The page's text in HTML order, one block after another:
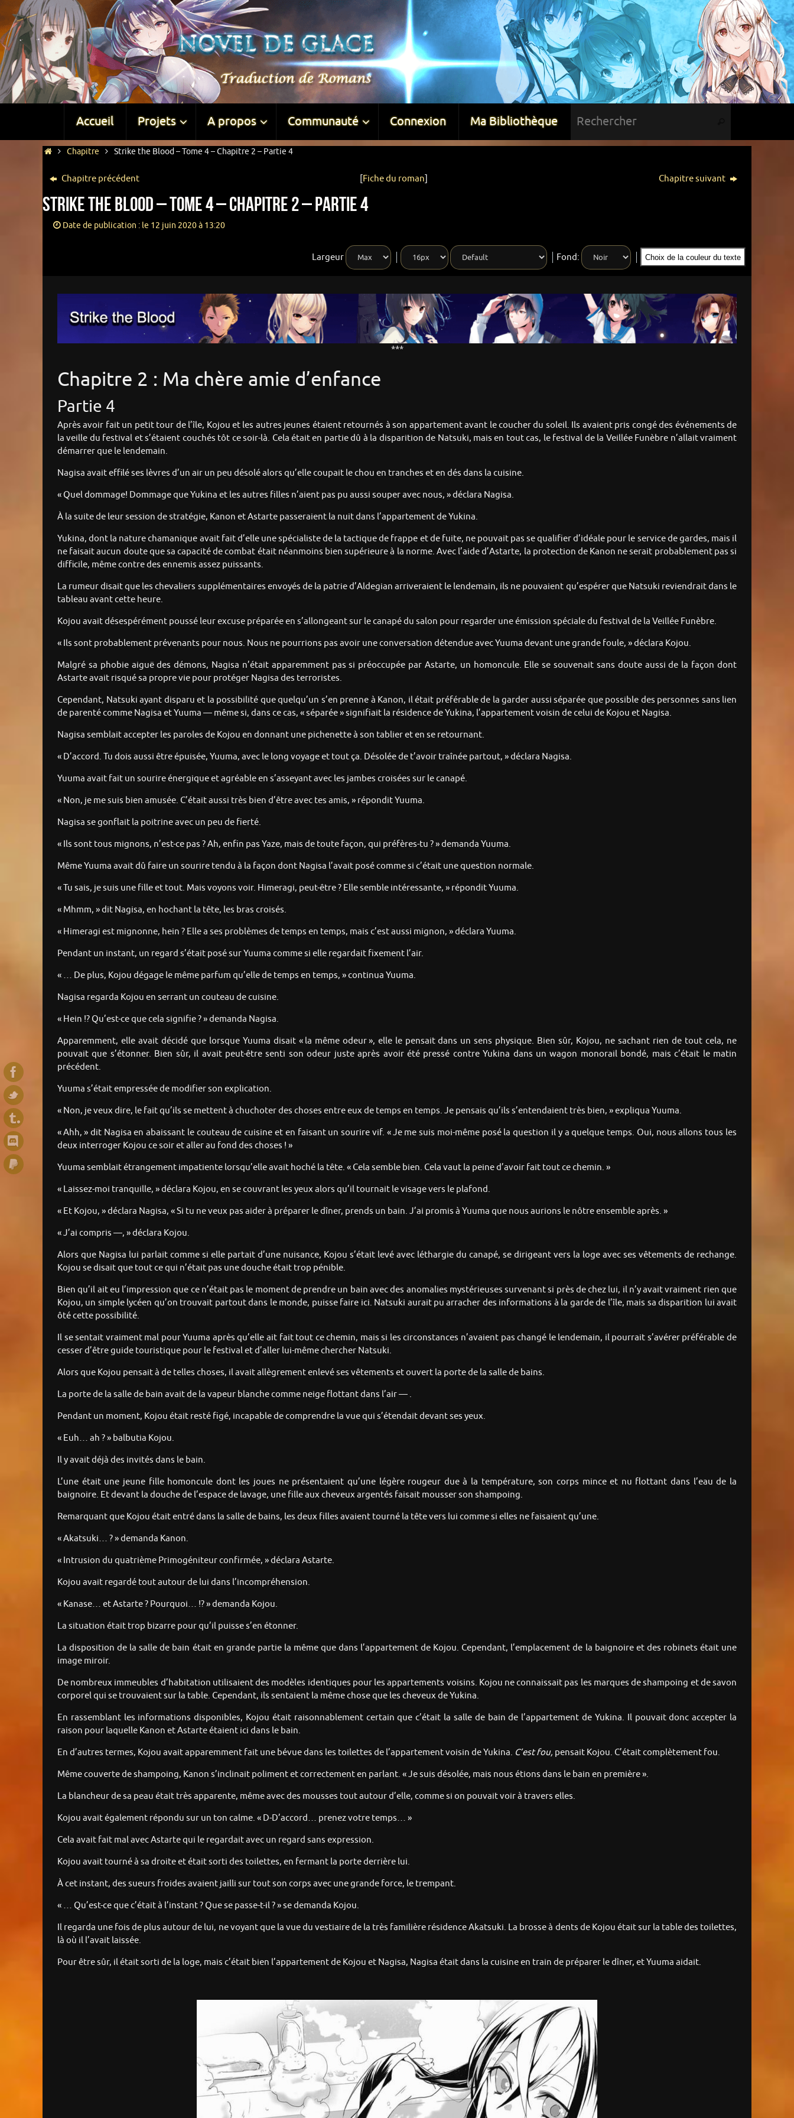
Accueil Projets A propos Communauté Connexion Ma Bibliothèque
Chapitre Strike the Blood – Tome 4 – Chapitre 2 – Partie 4
Chapitre précédent [Fiche du roman] Chapitre suivant
Strike the Blood – Tome 4 – Chapitre 2 – Partie 4
Date de publication : le 12 juin 2020 à 13:20
Largeur Fond: Choix de la couleur du texte
***
Chapitre 2 : Ma chère amie d’enfance
Partie 4
Après avoir fait un petit tour de l’île, Kojou et les autres jeunes étaient retournés à son appartement avant le coucher du soleil. Ils avaient pris congé des événements de
la veille du festival et s’étaient couchés tôt ce soir-là. Cela était en partie dû à la disparition de Natsuki, mais en tout cas, le festival de la Veillée Funèbre n’allait vraiment
démarrer que le lendemain.
Nagisa avait effilé ses lèvres d’un air un peu désolé alors qu’elle coupait le chou en tranches et en dés dans la cuisine.
« Quel dommage! Dommage que Yukina et les autres filles n’aient pas pu aussi souper avec nous, » déclara Nagisa.
À la suite de leur session de stratégie, Kanon et Astarte passeraient la nuit dans l’appartement de Yukina.
Yukina, dont la nature chamanique avait fait d’elle une spécialiste de la tactique de frappe et de fuite, ne pouvait pas se qualifier d’idéale pour le service de gardes, mais il
ne faisait aucun doute que sa capacité de combat était néanmoins bien supérieure à la norme. Avec l’aide d’Astarte, la protection de Kanon ne serait probablement pas si
difficile, même contre des ennemis assez puissants.
La rumeur disait que les chevaliers supplémentaires envoyés de la patrie d’Aldegian arriveraient le lendemain, ils ne pouvaient qu’espérer que Natsuki reviendrait dans le
tableau avant cette heure.
Kojou avait désespérément poussé leur excuse préparée en s’allongeant sur le canapé du salon pour regarder une émission spéciale du festival de la Veillée Funèbre.
« Ils sont probablement prévenants pour nous. Nous ne pourrions pas avoir une conversation détendue avec Yuuma devant une grande foule, » déclara Kojou.
Malgré sa phobie aiguë des démons, Nagisa n’était apparemment pas si préoccupée par Astarte, un homoncule. Elle se souvenait sans doute aussi de la façon dont
Astarte avait risqué sa propre vie pour protéger Nagisa des terroristes.
Cependant, Natsuki ayant disparu et la possibilité que quelqu’un s’en prenne à Kanon, il était préférable de la garder aussi séparée que possible des personnes sans lien
de parenté comme Nagisa et Yuuma — même si, dans ce cas, « séparée » signifiait la résidence de Yukina, l’appartement voisin de celui de Kojou et Nagisa.
Nagisa semblait accepter les paroles de Kojou en donnant une pichenette à son tablier et en se retournant.
« D’accord. Tu dois aussi être épuisée, Yuuma, avec le long voyage et tout ça. Désolée de t’avoir traînée partout, » déclara Nagisa.
Yuuma avait fait un sourire énergique et agréable en s’asseyant avec les jambes croisées sur le canapé.
« Non, je me suis bien amusée. C’était aussi très bien d’être avec tes amis, » répondit Yuuma.
Nagisa se gonflait la poitrine avec un peu de fierté.
« Ils sont tous mignons, n’est-ce pas ? Ah, enfin pas Yaze, mais de toute façon, qui préfères-tu ? » demanda Yuuma.
Même Yuuma avait dû faire un sourire tendu à la façon dont Nagisa l’avait posé comme si c’était une question normale.
« Tu sais, je suis une fille et tout. Mais voyons voir. Himeragi, peut-être ? Elle semble intéressante, » répondit Yuuma.
« Mhmm, » dit Nagisa, en hochant la tête, les bras croisés.
« Himeragi est mignonne, hein ? Elle a ses problèmes de temps en temps, mais c’est aussi mignon, » déclara Yuuma.
Pendant un instant, un regard s’était posé sur Yuuma comme si elle regardait fixement l’air.
« … De plus, Kojou dégage le même parfum qu’elle de temps en temps, » continua Yuuma.
Nagisa regarda Kojou en serrant un couteau de cuisine.
« Hein !? Qu’est-ce que cela signifie ? » demanda Nagisa.
Apparemment, elle avait décidé que lorsque Yuuma disait « la même odeur », elle le pensait dans un sens physique. Bien sûr, Kojou, ne sachant rien de tout cela, ne
pouvait que s’étonner. Bien sûr, il avait peut-être senti son odeur juste après avoir été pressé contre Yukina dans un wagon monorail bondé, mais c’était le matin
précédent.
Yuuma s’était empressée de modifier son explication.
« Non, je veux dire, le fait qu’ils se mettent à chuchoter des choses entre eux de temps en temps. Je pensais qu’ils s’entendaient très bien, » expliqua Yuuma.
« Ahh, » dit Nagisa en abaissant le couteau de cuisine et en faisant un sourire vif. « Je me suis moi-même posé la question il y a quelque temps. Oui, nous allons tous les
deux interroger Kojou ce soir et aller au fond des choses ! »
Yuuma semblait étrangement impatiente lorsqu’elle avait hoché la tête. « Cela semble bien. Cela vaut la peine d’avoir fait tout ce chemin. »
« Laissez-moi tranquille, » déclara Kojou, en se couvrant les yeux alors qu’il tournait le visage vers le plafond.
« Et Kojou, » déclara Nagisa, « Si tu ne veux pas aider à préparer le dîner, prends un bain. J’ai promis à Yuuma que nous aurions le nôtre ensemble après. »
« J’ai compris —, » déclara Kojou.
Alors que Nagisa lui parlait comme si elle partait d’une nuisance, Kojou s’était levé avec léthargie du canapé, se dirigeant vers la loge avec ses vêtements de rechange.
Kojou se disait que tout ce qui n’était pas une douche était trop pénible.
Bien qu’il ait eu l’impression que ce n’était pas le moment de prendre un bain avec des anomalies mystérieuses survenant si près de chez lui, il n’y avait vraiment rien que
Kojou, un simple lycéen qu’on trouvait partout dans le monde, puisse faire ici. Natsuki aurait pu arracher des informations à la garde de l’île, mais sa disparition lui avait
ôté cette possibilité.
Il se sentait vraiment mal pour Yuuma après qu’elle ait fait tout ce chemin, mais si les circonstances n’avaient pas changé le lendemain, il pourrait s’avérer préférable de
cesser d’être guide touristique pour le festival et d’aller lui-même chercher Natsuki.
Alors que Kojou pensait à de telles choses, il avait allègrement enlevé ses vêtements et ouvert la porte de la salle de bains.
La porte de la salle de bain avait de la vapeur blanche comme neige flottant dans l’air — .
Pendant un moment, Kojou était resté figé, incapable de comprendre la vue qui s’étendait devant ses yeux.
« Euh… ah ? » balbutia Kojou.
Il y avait déjà des invités dans le bain.
L’une était une jeune fille homoncule dont les joues ne présentaient qu’une légère rougeur due à la température, son corps mince et nu flottant dans l’eau de la
baignoire. Et devant la douche de l’espace de lavage, une fille aux cheveux argentés faisait mousser son shampoing.
Remarquant que Kojou était entré dans la salle de bains, les deux filles avaient tourné la tête vers lui comme si elles ne faisaient qu’une.
« Akatsuki… ? » demanda Kanon.
« Intrusion du quatrième Primogéniteur confirmée, » déclara Astarte.
Kojou avait regardé tout autour de lui dans l’incompréhension.
« Kanase… et Astarte ? Pourquoi… !? » demanda Kojou.
La situation était trop bizarre pour qu’il puisse s’en étonner.
La disposition de la salle de bain était en grande partie la même que dans l’appartement de Kojou. Cependant, l’emplacement de la baignoire et des robinets était une
image miroir.
De nombreux immeubles d’habitation utilisaient des modèles identiques pour les appartements voisins. Kojou ne connaissait pas les marques de shampoing et de savon
corporel qui se trouvaient sur la table. Cependant, ils sentaient la même chose que les cheveux de Yukina.
En rassemblant les informations disponibles, Kojou était raisonnablement certain que c’était la salle de bain de l’appartement de Yukina. Il pouvait donc accepter la
raison pour laquelle Kanon et Astarte étaient ici dans le bain.
En d’autres termes, Kojou avait apparemment fait une bévue dans les toilettes de l’appartement voisin de Yukina. C’estfou, pensait Kojou. C’était complètement fou.
Même couverte de shampoing, Kanon s’inclinait poliment et correctement en parlant. « Je suis désolée, mais nous étions dans le bain en première ».
La blancheur de sa peau était très apparente, même avec des mousses tout autour d’elle, comme si on pouvait voir à travers elles.
Kojou avait également répondu sur un ton calme. « D-D’accord… prenez votre temps… »
Cela avait fait mal avec Astarte qui le regardait avec un regard sans expression.
Kojou avait tourné à sa droite et était sorti des toilettes, en fermant la porte derrière lui.
À cet instant, des sueurs froides avaient jailli sur tout son corps avec une grande force, le trempant.
« … Qu’est-ce que c’était à l’instant ? Que se passe-t-il ? » se demanda Kojou.
Il regarda une fois de plus autour de lui, ne voyant que la vue du vestiaire de la très familière résidence Akatsuki. La brosse à dents de Kojou était sur la table des toilettes,
là où il l’avait laissée.
Pour être sûr, il était sorti de la loge, mais c’était bien l’appartement de Kojou et Nagisa, Nagisa était dans la cuisine en train de préparer le dîner, et Yuuma aidait.